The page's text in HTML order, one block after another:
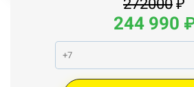
272000 ₽
244 990